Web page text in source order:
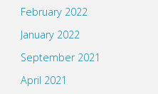
February 2022
January 2022
September 2021
April 2021